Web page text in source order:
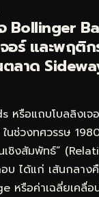
จ Bollinger
อร์ และพฤติก
ตลาด
หรือแถบโบลลิงเ
นช่วงทศวรรษ
เชิงสัมพัทธ์”
บ ได้แก่ เส้นกลาง
หรือค่าเฉลี่ยเคลื่